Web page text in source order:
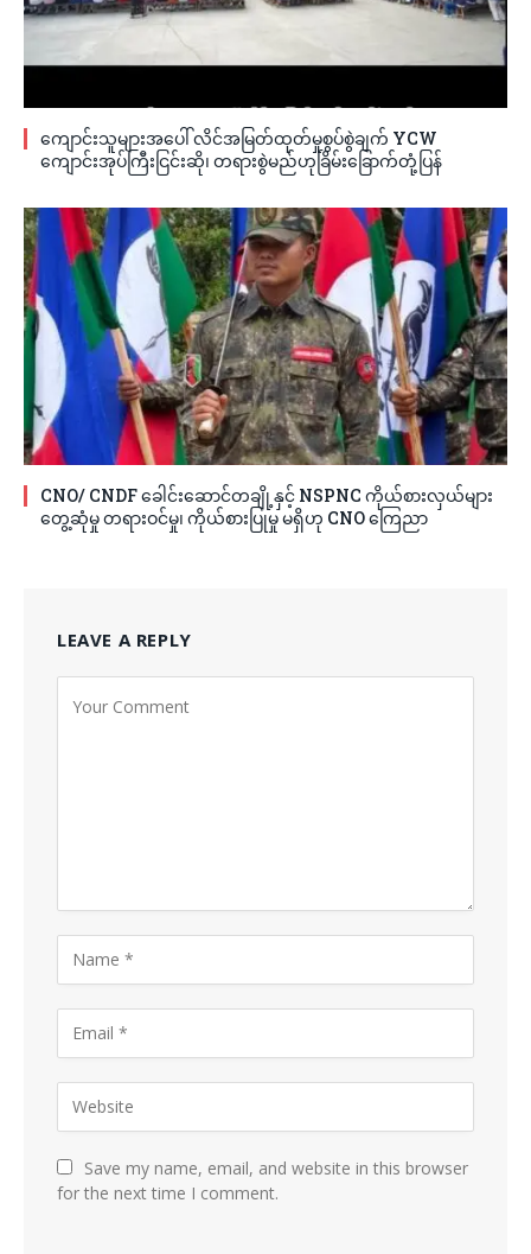
ကျောင်းသူများအပေါ် လိင်အမြတ်ထုတ်မှုစွပ်စွဲချက် YCW
ကျောင်းအုပ်ကြီးငြင်းဆို၊ တရားစွဲမည်ဟုခြိမ်းခြောက်တုံ့ပြန်
CNO/ CNDF ခေါင်းဆောင်တချို့နှင့် NSPNC ကိုယ်စားလှယ်များ
တွေ့ဆုံမှု တရားဝင်မှု၊ ကိုယ်စားပြုမှု မရှိဟု CNO ကြေညာ
LEAVE A REPLY
Save my name, email, and website in this browser
for the next time I comment.